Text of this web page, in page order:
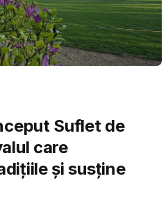
Suflet de
care
și susține